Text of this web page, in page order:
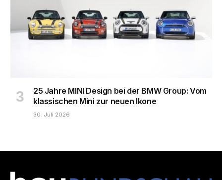
25 Jahre MINI Design bei der BMW Group: Vom
klassischen Mini zur neuen Ikone
30. Juli 2026